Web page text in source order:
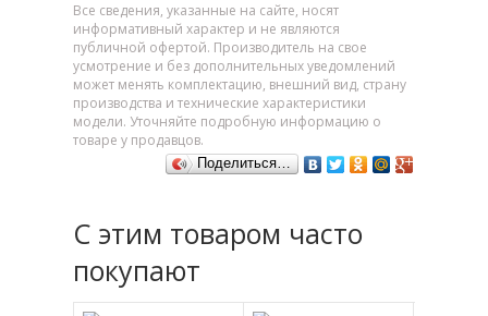
Все сведения, указанные на сайте, носят
информативный характер и не являются
публичной офертой. Производитель на свое
усмотрение и без дополнительных уведомлений
может менять комплектацию, внешний вид, страну
производства и технические характеристики
модели. Уточняйте подробную информацию о
товаре у продавцов.
Поделиться…
С этим товаром часто
покупают